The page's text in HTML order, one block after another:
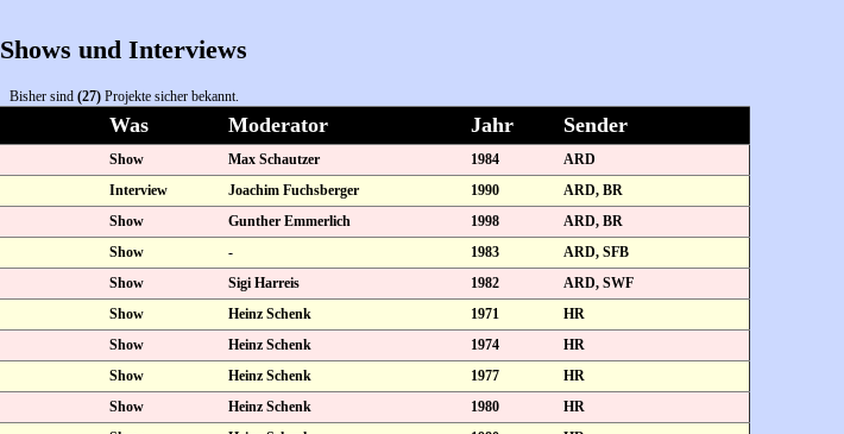
Shows und Interviews
Bisher sind (27)Projekte sicher bekannt.
Was Moderator Jahr Sender
Show Max Schautzer 1984
ARD
Interview Joachim Fuchsberger 1990
ARD, BR
Show Gunther Emmerlich 1998
ARD, BR
Show - 1983
ARD, SFB
Show Sigi Harreis 1982
ARD, SWF
Show Heinz Schenk 1971
HR
Show Heinz Schenk 1974
HR
Show Heinz Schenk 1977
HR
Show Heinz Schenk 1980
HR